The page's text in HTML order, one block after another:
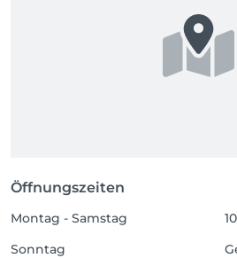
Öffnungszeiten
Montag - Samstag
Sonntag